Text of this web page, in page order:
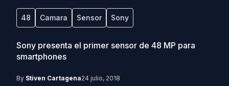
48 Camara Sensor Sony
Sony presenta el primer sensor de 48 MP para
smartphones
By Stiven Cartagena24 julio, 2018